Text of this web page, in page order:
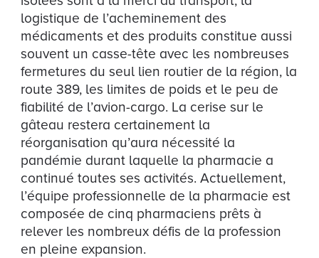
logistique de l’acheminement des
médicaments et des produits constitue aussi
souvent un casse-tête avec les nombreuses
fermetures du seul lien routier de la région, la
route 389, les limites de poids et le peu de
fiabilité de l’avion-cargo. La cerise sur le
gâteau restera certainement la
réorganisation qu’aura nécessité la
pandémie durant laquelle la pharmacie a
continué toutes ses activités. Actuellement,
l’équipe professionnelle de la pharmacie est
composée de cinq pharmaciens prêts à
relever les nombreux défis de la profession
en pleine expansion.